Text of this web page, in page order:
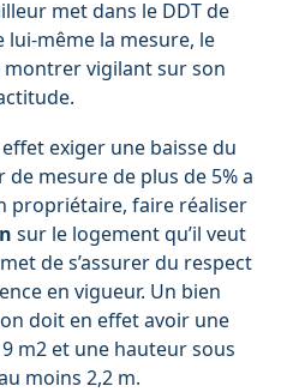
met dans le DDT de
lui-même la mesure, le
vigilant sur son
exiger une baisse du
mesure de plus de 5% a
propriétaire, faire réaliser
sur le logement qu’il veut
de s’assurer du respect
en vigueur. Un bien
doit en effet avoir une
m2 et une hauteur sous
moins 2,2 m.